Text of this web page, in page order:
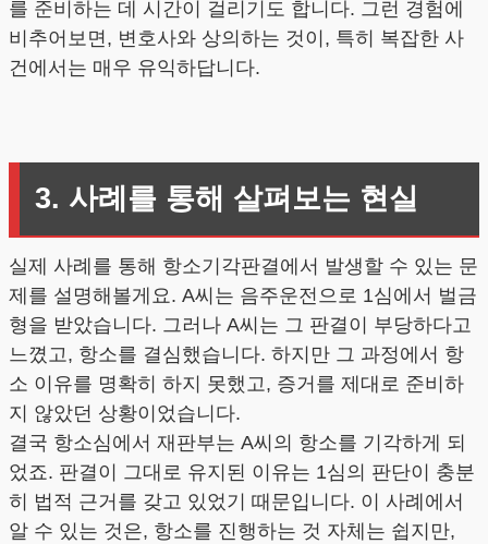
를 준비하는 데 시간이 걸리기도 합니다. 그런 경험에
비추어보면, 변호사와 상의하는 것이, 특히 복잡한 사
건에서는 매우 유익하답니다.
3. 사례를 통해 살펴보는 현실
실제 사례를 통해 항소기각판결에서 발생할 수 있는 문
제를 설명해볼게요. A씨는 음주운전으로 1심에서 벌금
형을 받았습니다. 그러나 A씨는 그 판결이 부당하다고
느꼈고, 항소를 결심했습니다. 하지만 그 과정에서 항
소 이유를 명확히 하지 못했고, 증거를 제대로 준비하
지 않았던 상황이었습니다.
결국 항소심에서 재판부는 A씨의 항소를 기각하게 되
었죠. 판결이 그대로 유지된 이유는 1심의 판단이 충분
히 법적 근거를 갖고 있었기 때문입니다. 이 사례에서
알 수 있는 것은, 항소를 진행하는 것 자체는 쉽지만,